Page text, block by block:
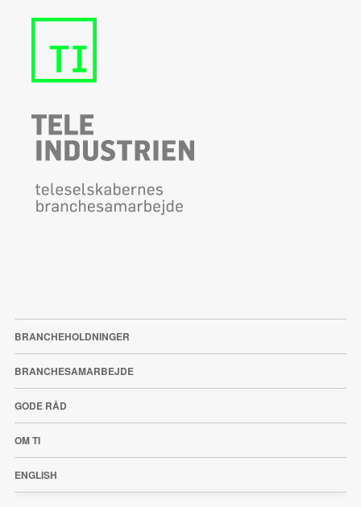
BRANCHEHOLDNINGER
BRANCHESAMARBEJDE
GODE RÅD
OM TI
ENGLISH